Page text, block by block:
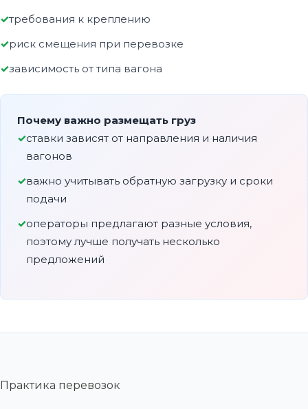
требования к креплению
риск смещения при перевозке
зависимость от типа вагона
Почему важно размещать груз
ставки зависят от направления и наличия
вагонов
важно учитывать обратную загрузку и сроки
подачи
операторы предлагают разные условия,
поэтому лучше получать несколько
предложений
Практика перевозок